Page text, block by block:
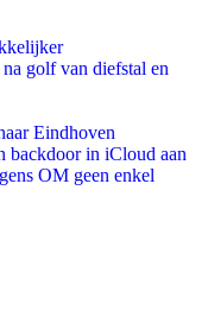
golf van diefstal en
Eindhoven
backdoor in iCloud aan
OM geen enkel